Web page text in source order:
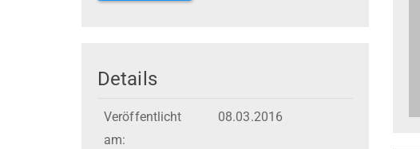
Details
Veröffentlicht
am:
08.03.2016